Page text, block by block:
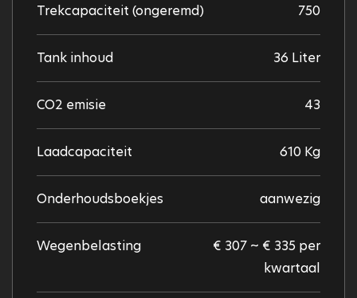
Trekcapaciteit (ongeremd) 750
Tank inhoud 36 Liter
CO2 emisie 43
Laadcapaciteit 610 Kg
Onderhoudsboekjes aanwezig
Wegenbelasting
€ 307 ~ € 335 per
kwartaal